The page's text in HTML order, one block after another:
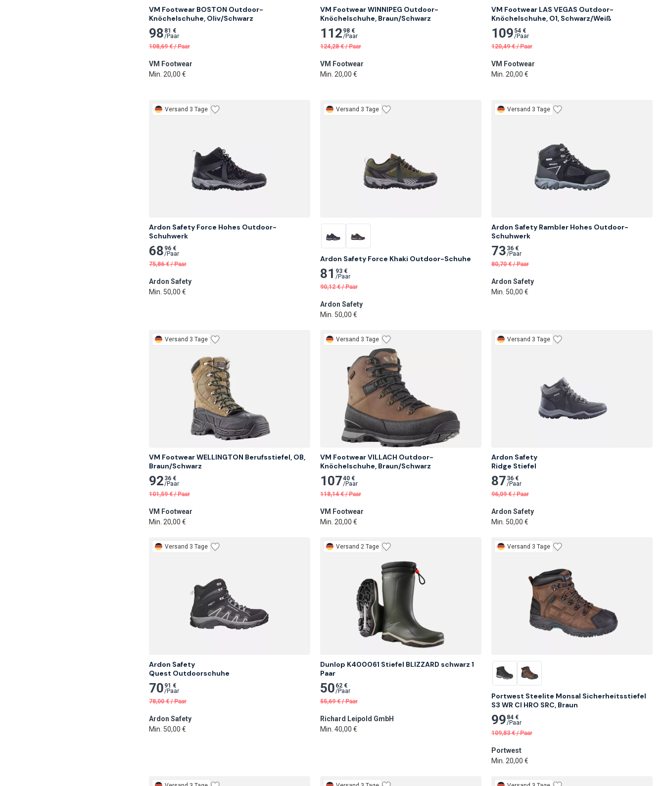
VM Footwear BOSTON Outdoor-
Knöchelschuhe, Oliv/Schwarz
98 81 €
/Paar
108,69 € /Paar
VM Footwear
Min. 20,00 €
VM Footwear WINNIPEG Outdoor-
Knöchelschuhe, Braun/Schwarz
112 98 €
/Paar
124,28 € /Paar
VM Footwear
Min. 20,00 €
VM Footwear LAS VEGAS Outdoor-
Knöchelschuhe, O1, Schwarz/Weiß
109 54 €
/Paar
120,49 € /Paar
VM Footwear
Min. 20,00 €
Versand 3 Tage
Ardon Safety Force Hohes Outdoor-
Schuhwerk
68 96 €
/Paar
75,86 € /Paar
Ardon Safety
Min. 50,00 €
Versand 3 Tage
Ardon Safety Force Khaki Outdoor-Schuhe
81 93 €
/Paar
90,12 € /Paar
Ardon Safety
Min. 50,00 €
Versand 3 Tage
Ardon Safety Rambler Hohes Outdoor-
Schuhwerk
73 36 €
/Paar
80,70 € /Paar
Ardon Safety
Min. 50,00 €
Versand 3 Tage
VM Footwear WELLINGTON Berufsstiefel, OB,
Braun/Schwarz
92 36 €
/Paar
101,59 € /Paar
VM Footwear
Min. 20,00 €
Versand 3 Tage
VM Footwear VILLACH Outdoor-
Knöchelschuhe, Braun/Schwarz
10740 €
/Paar
118,14 € /Paar
VM Footwear
Min. 20,00 €
Versand 3 Tage
Ardon Safety
Ridge Stiefel
87 36 €
/Paar
96,09 € /Paar
Ardon Safety
Min. 50,00 €
Versand 3 Tage
Ardon Safety
Quest Outdoorschuhe
70 91 €
/Paar
78,00 € /Paar
Ardon Safety
Min. 50,00 €
Versand 2 Tage
Dunlop K400061 Stiefel BLIZZARD schwarz 1
Paar
50 62 €
/Paar
55,69 € /Paar
Richard Leipold GmbH
Min. 40,00 €
Versand 3 Tage
Portwest Steelite Monsal Sicherheitsstiefel
S3 WR CI HRO SRC, Braun
99 84 €
/Paar
109,83 € /Paar
Portwest
Min. 20,00 €